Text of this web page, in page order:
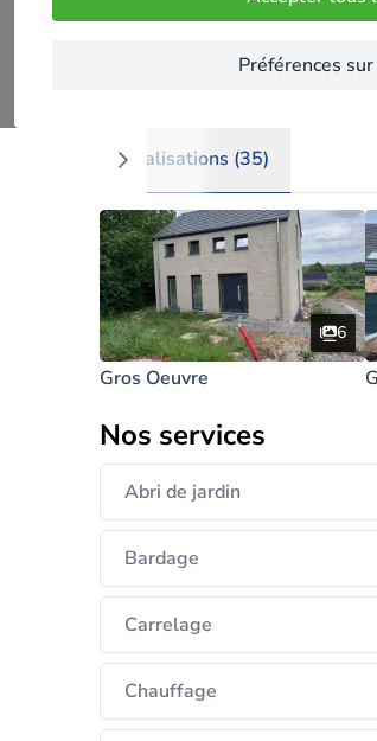
Préférences
chantiers. Fort de plusieurs
aussi bien sur le terrain
J’accorde une importance
Mon objectif est
réception finale, en
🔹 Mes domaines
Construction générale
Rénovation intérieure et
Travaux structurels et gros
Aménagements et finitions
Gestion et coordination de
Avec MJB Construct, vous
irréprochable et durable.
Réalisations (35)
6
Gros Oeuvre
Nos services
Abri de jardin
Bardage
Carrelage
Chauffage